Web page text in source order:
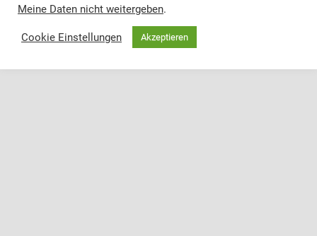
Meine Daten nicht weitergeben.
Cookie Einstellungen Akzeptieren